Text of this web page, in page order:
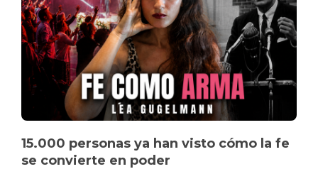
15.000 personas ya han visto cómo la fe
se convierte en poder